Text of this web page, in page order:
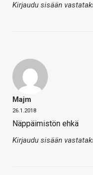
Kirjaudu sisään
Majm
26.1.2018
Näppäimistön ehkä
Kirjaudu sisään